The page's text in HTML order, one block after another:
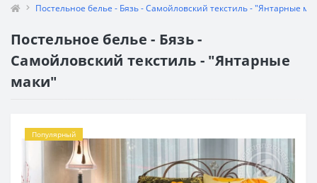
Постельное белье - Бязь - Самойловский текстиль - "Янтарные
Постельное белье - Бязь -
Самойловский текстиль - "Янтарные
маки"
Популярный